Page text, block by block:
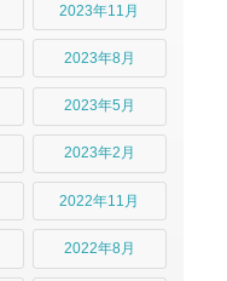
2023年11月
2023年8月
2023年5月
2023年2月
2022年11月
2022年8月